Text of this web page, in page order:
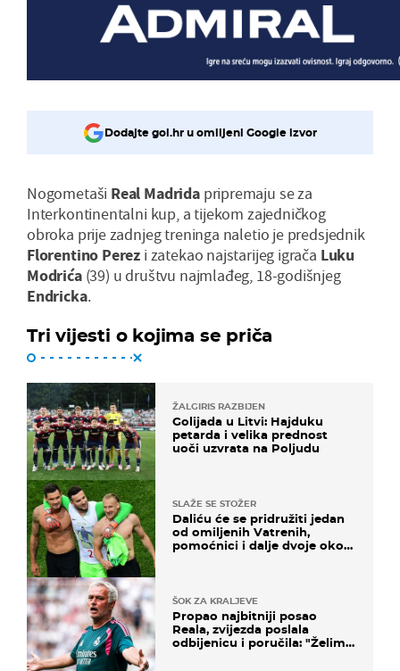
Dodajte gol.hr u omiljeni Google izvor
Nogometaši Real Madridapripremaju se za
Interkontinentalni kup, a tijekom zajedničkog
obroka prije zadnjeg treninga naletio je predsjednik
Florentino Perez i zatekao najstarijeg igrača Luku
Modrića(39) u društvu najmlađeg, 18-godišnjeg
Endricka.
Tri vijesti o kojima se priča
ŽALGIRIS RAZBIJEN
Golijada u Litvi: Hajduku
petarda i velika prednost
uoči uzvrata na Poljudu
SLAŽE SE STOŽER
Daliću će se pridružiti jedan
od omiljenih Vatrenih,
pomoćnici i dalje dvoje oko
ŠOK ZA KRALJEVE
Propao najbitniji posao
Reala, zvijezda poslala
odbijenicu i poručila: "Želim